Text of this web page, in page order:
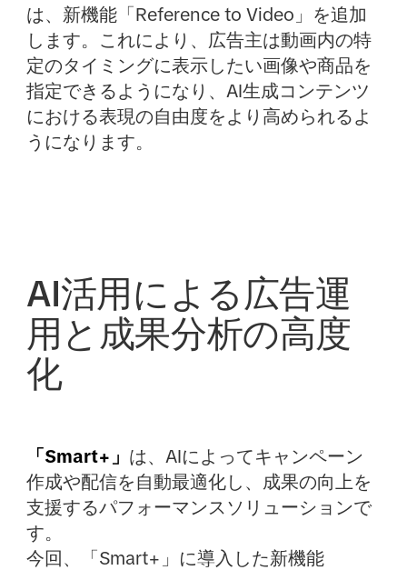
は、新機能「Reference to Video」を追加
します。これにより、広告主は動画内の特
定のタイミングに表示したい画像や商品を
指定できるようになり、AI生成コンテンツ
における表現の自由度をより高められるよ
うになります。
AI活用による広告運
用と成果分析の高度
化
「Smart+」 は、AIによってキャンペーン
作成や配信を自動最適化し、成果の向上を
支援するパフォーマンスソリューションで
す。
今回、「Smart+」に導入した新機能